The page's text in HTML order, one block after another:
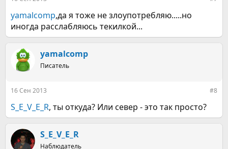
yamalcomp,да я тоже не злоупотребляю.....но
иногда расслабляюсь текилкой...
yamalcomp
Писатель
16 Сен 2013 #8
S_E_V_E_R, ты откуда? Или север - это так просто?
S_E_V_E_R
Наблюдатель